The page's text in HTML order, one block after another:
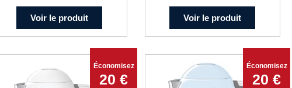
Voir le produit Voir le produit
Économisez
20 €
Économisez
20 €